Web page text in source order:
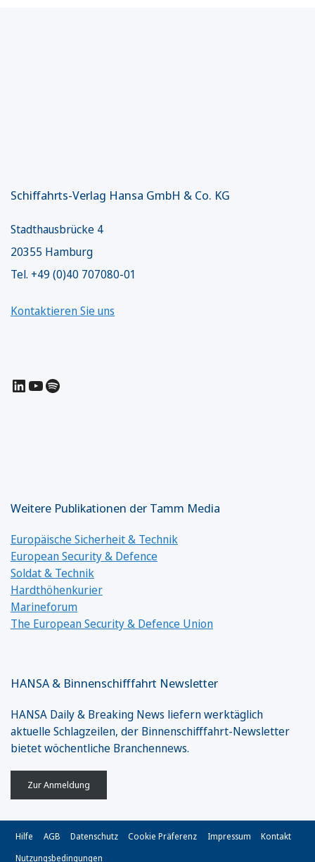
Schiffahrts-Verlag Hansa GmbH & Co. KG
Stadthausbrücke 4
20355 Hamburg
Tel. +49 (0)40 707080-01
Kontaktieren Sie uns
LinkedIn
YouTube
Spotify
Weitere Publikationen der Tamm Media
Europäische Sicherheit & Technik
European Security & Defence
Soldat & Technik
Hardthöhenkurier
Marineforum
The European Security & Defence Union
HANSA & Binnenschifffahrt Newsletter
HANSA Daily & Breaking News liefern werktäglich
aktuelle Schlagzeilen, der Binnenschifffahrt-Newsletter
bietet wöchentliche Branchennews.
Zur Anmeldung
Hilfe AGB Datenschutz Cookie Präferenz Impressum
Kontakt
Nutzungsbedingungen